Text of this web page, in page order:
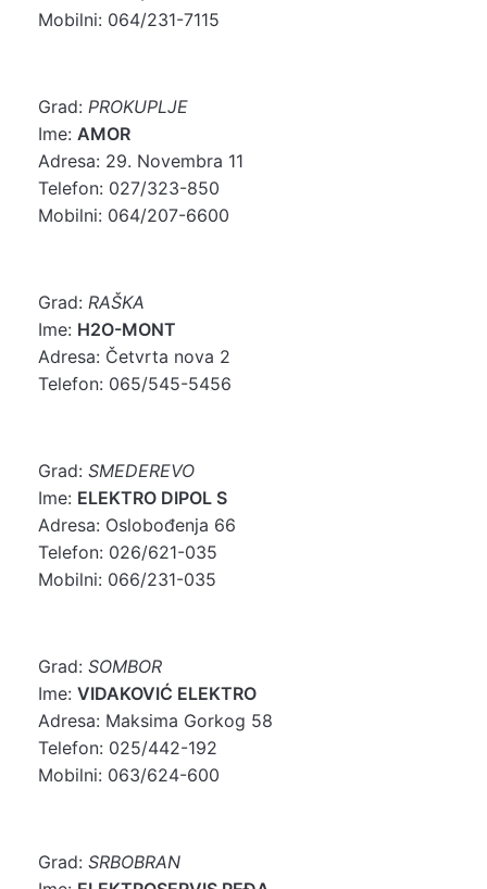
Mobilni: 064/231-7115
Grad: PROKUPLJE
Ime: AMOR
Adresa: 29. Novembra 11
Telefon: 027/323-850
Mobilni: 064/207-6600
Grad: RAŠKA
Ime: H2O-MONT
Adresa: Četvrta nova 2
Telefon: 065/545-5456
Grad: SMEDEREVO
Ime: ELEKTRO DIPOL S
Adresa: Oslobođenja 66
Telefon: 026/621-035
Mobilni: 066/231-035
Grad: SOMBOR
Ime: VIDAKOVIĆ ELEKTRO
Adresa: Maksima Gorkog 58
Telefon: 025/442-192
Mobilni: 063/624-600
Grad: SRBOBRAN